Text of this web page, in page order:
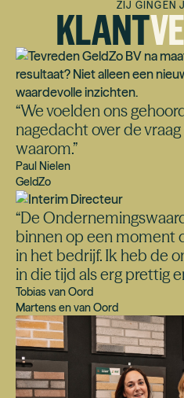
een duurzame match het
organisatie versterkt worden.
KLANT
ZIJ GINGEN
“We voelden ons
nagedacht over de
waarom.”
Paul Nielen
GeldZo
“De
binnen op een moment
in het bedrijf. Ik heb de
in die tijd als erg prettig
Tobias van Oord
Martens en van Oord